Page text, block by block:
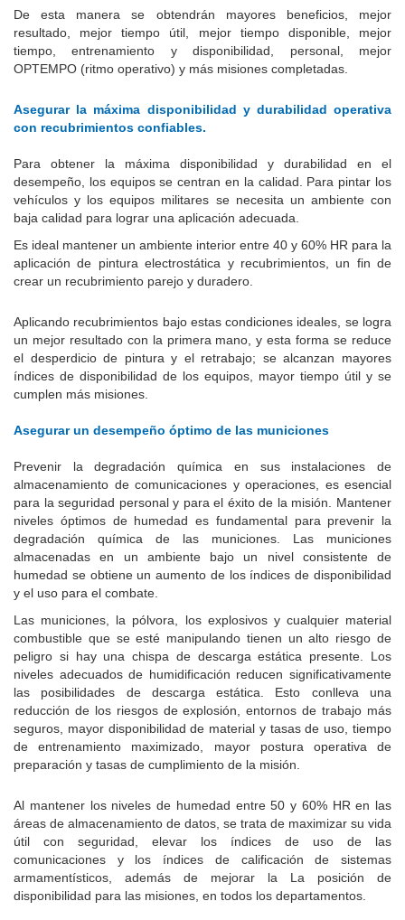
De esta manera se obtendrán mayores beneficios, mejor
resultado, mejor tiempo útil, mejor tiempo disponible, mejor
tiempo, entrenamiento y disponibilidad, personal, mejor
OPTEMPO (ritmo operativo) y más misiones completadas.
Asegurar la máxima disponibilidad y durabilidad operativa
con recubrimientos confiables.
Para obtener la máxima disponibilidad y durabilidad en el
desempeño, los equipos se centran en la calidad. Para pintar los
vehículos y los equipos militares se necesita un ambiente con
baja calidad para lograr una aplicación adecuada.
Es ideal mantener un ambiente interior entre 40 y 60% HR para la
aplicación de pintura electrostática y recubrimientos, un fin de
crear un recubrimiento parejo y duradero.
Aplicando recubrimientos bajo estas condiciones ideales, se logra
un mejor resultado con la primera mano, y esta forma se reduce
el desperdicio de pintura y el retrabajo; se alcanzan mayores
índices de disponibilidad de los equipos, mayor tiempo útil y se
cumplen más misiones.
Asegurar un desempeño óptimo de las municiones
Prevenir la degradación química en sus instalaciones de
almacenamiento de comunicaciones y operaciones, es esencial
para la seguridad personal y para el éxito de la misión. Mantener
niveles óptimos de humedad es fundamental para prevenir la
degradación química de las municiones. Las municiones
almacenadas en un ambiente bajo un nivel consistente de
humedad se obtiene un aumento de los índices de disponibilidad
y el uso para el combate.
Las municiones, la pólvora, los explosivos y cualquier material
combustible que se esté manipulando tienen un alto riesgo de
peligro si hay una chispa de descarga estática presente. Los
niveles adecuados de humidificación reducen significativamente
las posibilidades de descarga estática. Esto conlleva una
reducción de los riesgos de explosión, entornos de trabajo más
seguros, mayor disponibilidad de material y tasas de uso, tiempo
de entrenamiento maximizado, mayor postura operativa de
preparación y tasas de cumplimiento de la misión.
Al mantener los niveles de humedad entre 50 y 60% HR en las
áreas de almacenamiento de datos, se trata de maximizar su vida
útil con seguridad, elevar los índices de uso de las
comunicaciones y los índices de calificación de sistemas
armamentísticos, además de mejorar la La posición de
disponibilidad para las misiones, en todos los departamentos.